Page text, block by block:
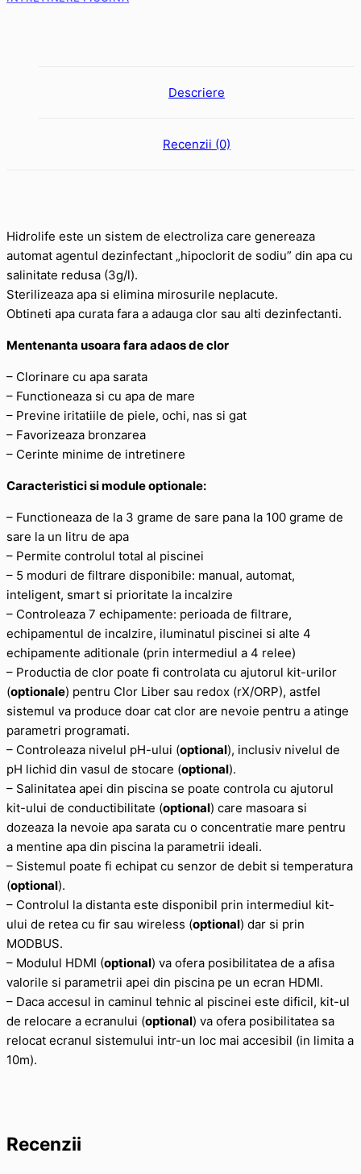
Descriere
Recenzii (0)
Hidrolife este un sistem de electroliza care genereaza
automat agentul dezinfectant „hipoclorit de sodiu” din apa cu
salinitate redusa (3g/l).
Sterilizeaza apa si elimina mirosurile neplacute.
Obtineti apa curata fara a adauga clor sau alti dezinfectanti.
Mentenanta usoara fara adaos de clor
– Clorinare cu apa sarata
– Functioneaza si cu apa de mare
– Previne iritatiile de piele, ochi, nas si gat
– Favorizeaza bronzarea
– Cerinte minime de intretinere
Caracteristici si module optionale:
– Functioneaza de la 3 grame de sare pana la 100 grame de
sare la un litru de apa
– Permite controlul total al piscinei
– 5 moduri de filtrare disponibile: manual, automat,
inteligent, smart si prioritate la incalzire
– Controleaza 7 echipamente: perioada de filtrare,
echipamentul de incalzire, iluminatul piscinei si alte 4
echipamente aditionale (prin intermediul a 4 relee)
– Productia de clor poate fi controlata cu ajutorul kit-urilor
(optionale) pentru Clor Liber sau redox (rX/ORP), astfel
sistemul va produce doar cat clor are nevoie pentru a atinge
parametri programati.
– Controleaza nivelul pH-ului (optional), inclusiv nivelul de
pH lichid din vasul de stocare (optional).
– Salinitatea apei din piscina se poate controla cu ajutorul
kit-ului de conductibilitate (optional) care masoara si
dozeaza la nevoie apa sarata cu o concentratie mare pentru
a mentine apa din piscina la parametrii ideali.
– Sistemul poate fi echipat cu senzor de debit si temperatura
(optional).
– Controlul la distanta este disponibil prin intermediul kit-
ului de retea cu fir sau wireless (optional) dar si prin
MODBUS.
– Modulul HDMI (optional) va ofera posibilitatea de a afisa
valorile si parametrii apei din piscina pe un ecran HDMI.
– Daca accesul in caminul tehnic al piscinei este dificil, kit-ul
de relocare a ecranului (optional) va ofera posibilitatea sa
relocat ecranul sistemului intr-un loc mai accesibil (in limita a
10m).
Recenzii